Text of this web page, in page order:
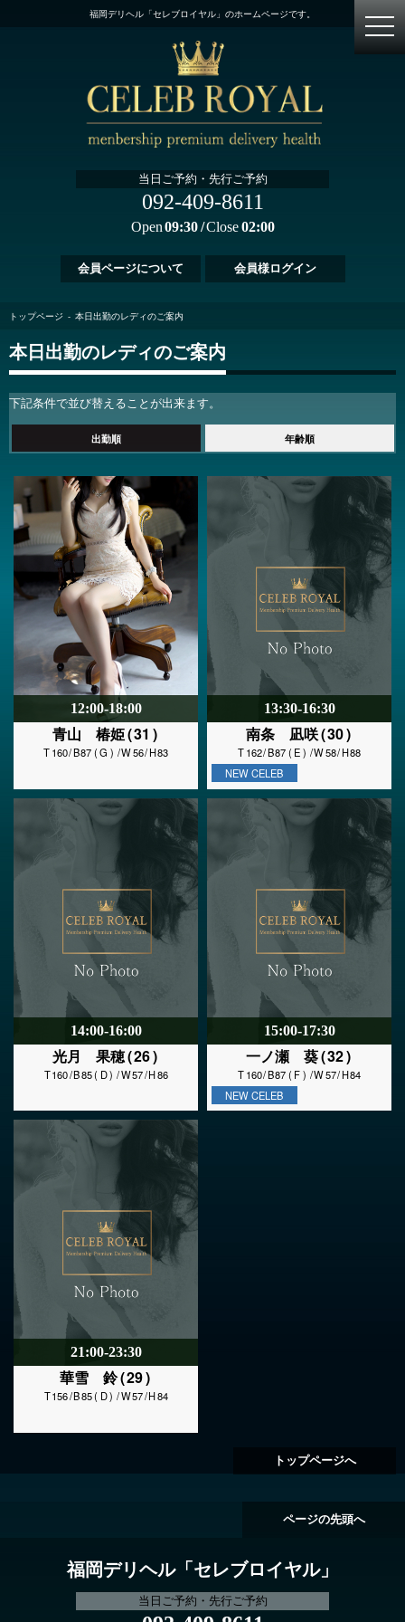
福岡デリヘル「セレブロイヤル」のホームページです。
当日ご予約・先行ご予約
092-409-8611
Open09:30 Close02:00
会員ページについて 会員様ログイン
トップページ 本日出勤のレディのご案内
本日出勤のレディのご案内
下記条件で並び替えることが出来ます。
出勤順 年齢順
12:00-18:00
青山 椿姫 31
160 87 G 56 83
13:30-16:30
南条 凪咲 30
162 87 E 58
88
NEW CELEB
14:00-16:00
光月 果穂 26
160 85 D 57 86
15:00-17:30
一ノ瀬 葵 32
160 87 F 57
84
NEW CELEB
21:00-23:30
華雪 鈴 29
156 85 D 57 84
トップページへ
ページの先頭へ
福岡デリヘル「セレブロイヤル」
当日ご予約・先行ご予約